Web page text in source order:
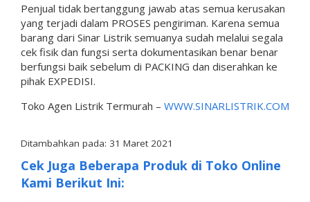
Penjual tidak bertanggung jawab atas semua kerusakan
yang terjadi dalam PROSES pengiriman. Karena semua
barang dari Sinar Listrik semuanya sudah melalui segala
cek fisik dan fungsi serta dokumentasikan benar benar
berfungsi baik sebelum di PACKING dan diserahkan ke
pihak EXPEDISI.
Toko Agen Listrik Termurah – WWW.SINARLISTRIK.COM
Ditambahkan pada: 31 Maret 2021
Cek Juga Beberapa Produk di Toko Online
Kami Berikut Ini: